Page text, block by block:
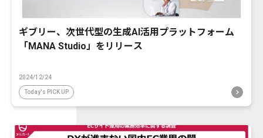
ギブリー、次世代型の生成AI活用プラットフォーム
「MANA Studio」をリリース
2024/12/24
Today's PICK UP